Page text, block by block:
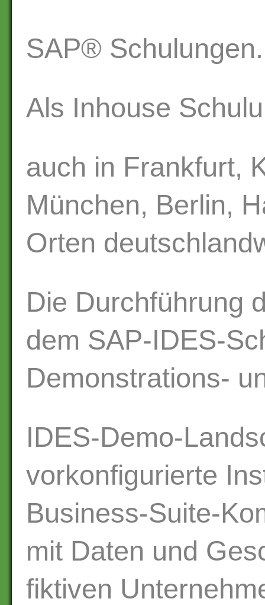
SAP® Schulungen.
Als Inhouse
auch in Frankfurt,
München, Berlin,
Orten
Die Durchführung
dem SAP-IDES-
Demonstrations-
IDES-Demo-
vorkonfigurierte
Business-Suite-
mit Daten und
fiktiven